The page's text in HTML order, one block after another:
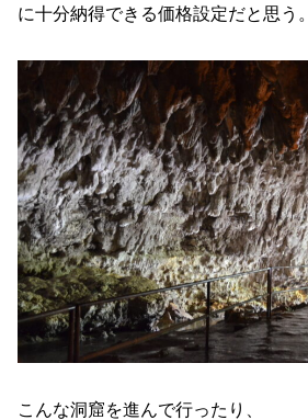
に十分納得できる価格設定だと思う。
こんな洞窟を進んで行ったり、